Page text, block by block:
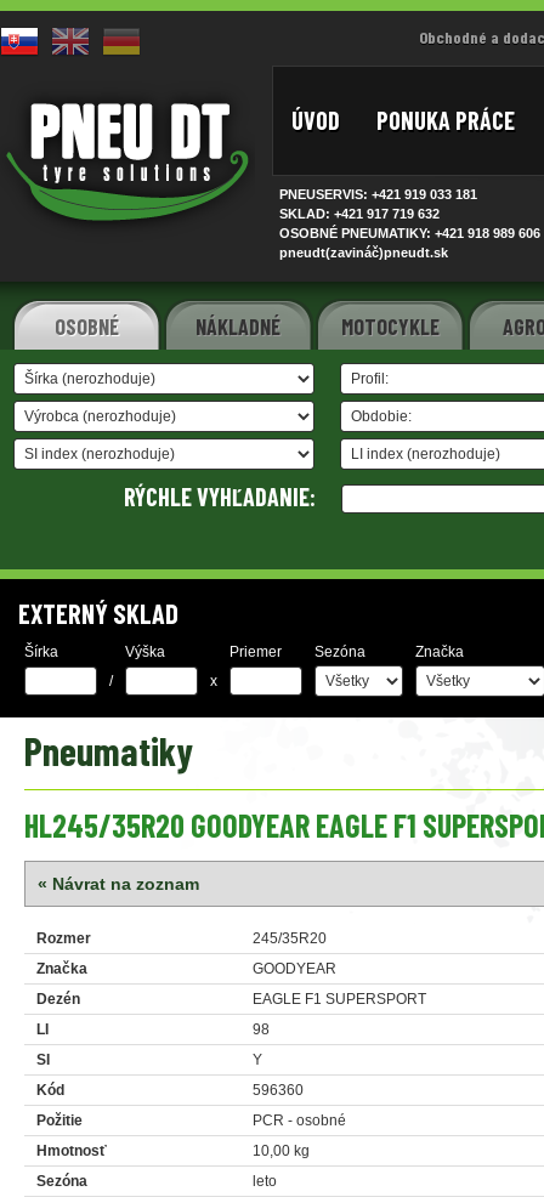
Obchodné a
ÚVOD PONUKA PRÁCE
PNEUSERVIS: +421 919 033 181
SKLAD: +421 917 719 632
OSOBNÉ PNEUMATIKY: +421 918 989 606
pneudt(zavináč)pneudt.sk
OSOBNÉ NÁKLADNÉ MOTOCYKLE
RÝCHLE VYHĽADANIE:
EXTERNÝ SKLAD
Šírka Výška Priemer Sezóna
Značka
/
x
Pneumatiky
HL245/35R20 GOODYEAR EAGLE F1
« Návrat na zoznam
Rozmer
245/35R20
Značka
GOODYEAR
Dezén
EAGLE F1 SUPERSPORT
LI
98
SI
Y
Kód
596360
Požitie
PCR - osobné
Hmotnosť
10,00 kg
Sezóna
leto